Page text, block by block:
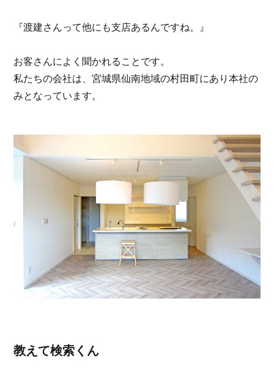
『渡建さんって他にも支店あるんですね。』
お客さんによく聞かれることです。
私たちの会社は、宮城県仙南地域の村田町にあり本社の
みとなっています。
教えて検索くん